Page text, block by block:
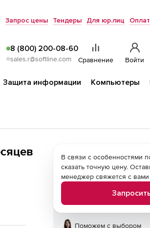
Запрос цены Тендеры Для юр.лиц
8 (800) 200-08-60
sales.r@softline.com Сравнение Войти
Защита информации Компьютеры
В связи с особенностями
сказать точную цену.
менеджер свяжется с вами
Поможем с выбором